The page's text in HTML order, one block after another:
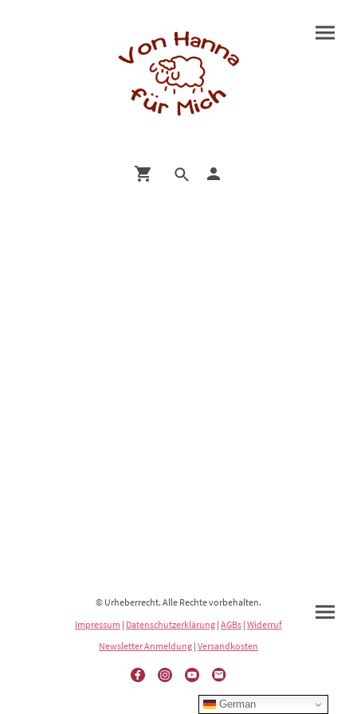
© Urheberrecht. Alle Rechte vorbehalten.
Impressum | Datenschutzerklärung | AGBs | Widerruf
Newsletter Anmeldung | Versandkosten
German